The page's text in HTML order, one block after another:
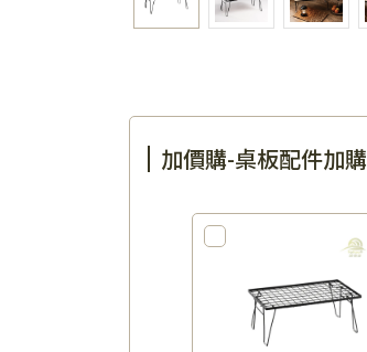
加價購-桌板配件加購